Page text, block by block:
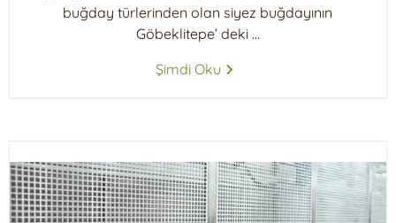
buğday türlerinden olan siyez buğdayının
Göbeklitepe’ deki ...
Şimdi Oku